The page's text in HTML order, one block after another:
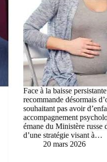
Face à la baisse
recommande désormais
souhaitant pas avoir
accompagnement
émane du Ministère russe
d’une stratégie visant à…
20 mars 2026